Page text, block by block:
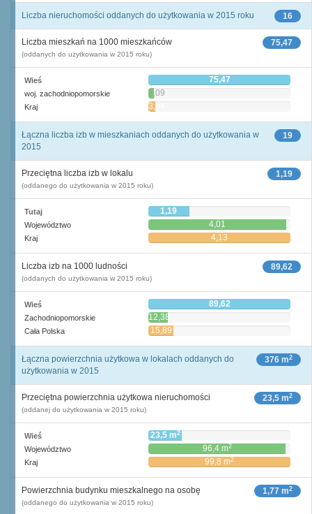
16
Liczba nieruchomości oddanych do użytkowania w 2015 roku
75,47
Liczba mieszkań na 1000 mieszkańców
(oddanych do użytkowania w 2015 roku)
Wieś 75,47
woj. zachodniopomorskie 3,09
Kraj 3,84
19
Łączna liczba izb w mieszkaniach oddanych do użytkowania w
2015
1,19
Przeciętna liczba izb w lokalu
(oddanego do użytkowania w 2015 roku)
Tutaj 1,19
Województwo 4,01
Kraj 4,13
89,62
Liczba izb na 1000 ludności
(oddanych do użytkowania w 2015 roku)
Wieś 89,62
Zachodniopomorskie 12,38
Cała Polska 15,89
376 m2
Łączna powierzchnia użytkowa w lokalach oddanych do
użytkowania w 2015
23,5 m2
Przeciętna powierzchnia użytkowa nieruchomości
(oddanej do użytkowania w 2015 roku)
Wieś 23,5 m2
Województwo 96,4 m2
Kraj 99,8 m2
1,77 m2
Powierzchnia budynku mieszkalnego na osobę
(oddanego do użytkowania w 2015 roku)